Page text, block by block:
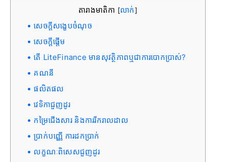
តារាងមាតិកា [លាក់]
សេចក្តីសង្ខេបចំណុច
សេចក្តីផ្តើម
តើ LiteFinance មានសុវត្ថិភាពឬជាការបោកប្រាស់?
គណនី
ផលិតផល
វេទិកាជួញដូរ
កម្រៃជើងសារ និងការរីករាលដាល
ប្រាក់បញ្ញើ ការដកប្រាក់
លក្ខណៈពិសេសជួញដូរ